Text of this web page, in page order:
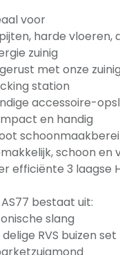
voor
harde vloeren,
zuinig
met onze
station
accessoire-
en handig
schoon en
efficiënte 3 laagse
bestaat uit:
slang
RVS buizen set